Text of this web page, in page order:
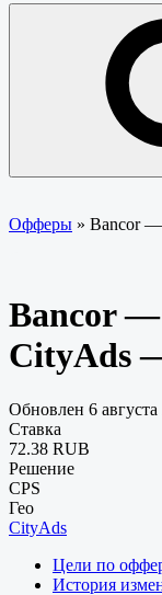
Офферы » Bancor
Bancor
CityAds
Обновлен 6
Ставка
72.38 RUB
Решение
CPS
Гео
CityAds
Цели по
История